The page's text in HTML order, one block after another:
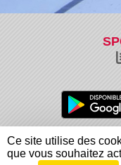
Charte
Informations
Ce site utilise des
que vous souhaitez